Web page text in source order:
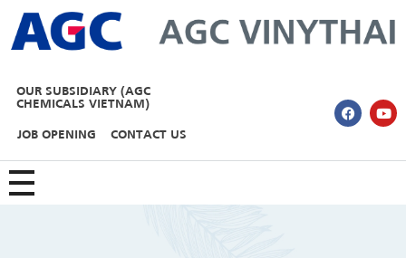
OUR SUBSIDIARY (AGC
CHEMICALS VIETNAM)
JOB OPENING CONTACT US